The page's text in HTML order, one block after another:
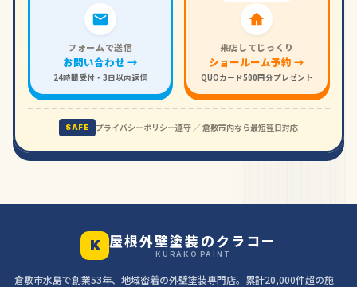
フォームで送信
お問い合わせ →
24時間受付・3日以内返信
来店してじっくり
ショールーム予約 →
QUOカード500円分プレゼント
SAFE プライバシーポリシー遵守 ／ 倉敷市内なら最短翌日対応
K 屋根外壁塗装のクラコー
KURAKO PAINT
倉敷市水島で創業53年、地域密着の外壁塗装専門店。累計20,000件超の施